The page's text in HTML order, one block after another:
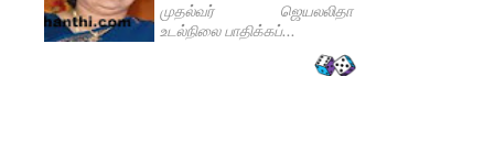
முதல்வர் ஜெயலலிதா
உடல்நிலை பாதிக்கப்...